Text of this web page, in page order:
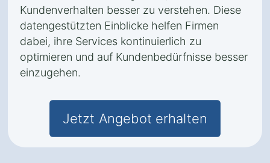
Kundenverhalten besser zu verstehen. Diese
datengestützten Einblicke helfen Firmen
dabei, ihre Services kontinuierlich zu
optimieren und auf Kundenbedürfnisse besser
einzugehen.
Jetzt Angebot erhalten